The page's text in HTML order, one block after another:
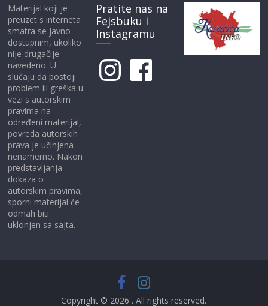
Materijal koji je
preuzet s interneta
smatra se javno
dostupnim, ukoliko
nije drugačije
navedeno. U
slučaju da postoji
problem ili greška u
vezi s autorskim
pravima na
određeni materijal,
povreda autorskih
prava je učinjena
nenamerno. Nakon
predstavljanja
dokaza o
autorskim pravima,
sporni materijal će
odmah biti
uklonjen sa sajta.
Pratite nas na
Fejsbuku i
Instagramu
InstagramFacebook
Copyright © 2026 . All rights reserved.